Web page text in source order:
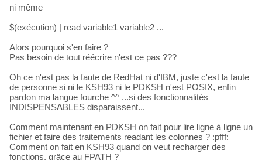
ni même
$(exécution) | read variable1 variable2 ...
Alors pourquoi s'en faire ?
Pas besoin de tout réécrire n'est ce pas ???
Oh ce n'est pas la faute de RedHat ni d'IBM, juste c'est la faute
de personne si ni le KSH93 ni le PDKSH n'est POSIX, enfin
pardon ma langue fourche ^^ ...si des fonctionnalités
INDISPENSABLES disparaissent...
Comment maintenant en PDKSH on fait pour lire ligne à ligne un
fichier et faire des traitements readant les colonnes ? :pfff:
Comment on fait en KSH93 quand on veut recharger des
fonctions, grâce au FPATH ?